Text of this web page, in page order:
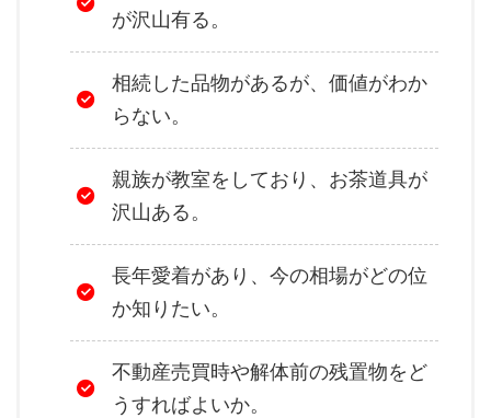
が沢山有る。
相続した品物があるが、価値がわか
らない。
親族が教室をしており、お茶道具が
沢山ある。
長年愛着があり、今の相場がどの位
か知りたい。
不動産売買時や解体前の残置物をど
うすればよいか。